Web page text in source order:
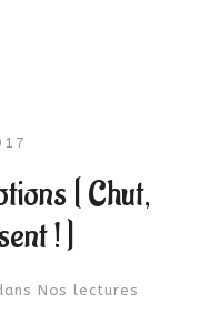
[ Chut,
! ]
Nos lectures